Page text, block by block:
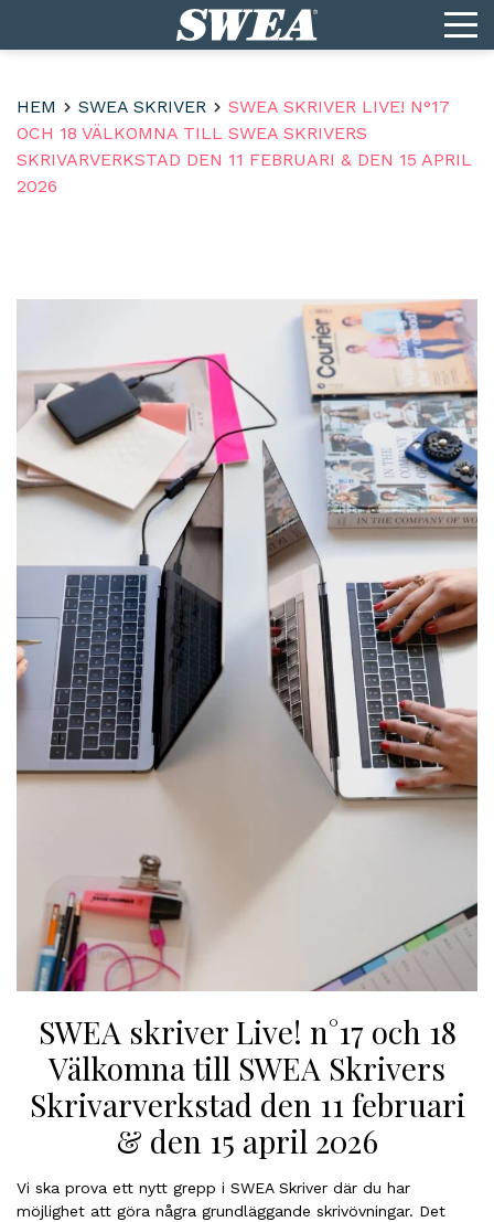
HEM SWEA SKRIVER
SWEA SKRIVER LIVE! N°17
OCH 18 VÄLKOMNA TILL SWEA SKRIVERS
SKRIVARVERKSTAD DEN 11 FEBRUARI & DEN 15 APRIL
2026
SWEA skriver Live! n°17 och 18
Välkomna till SWEA Skrivers
Skrivarverkstad den 11 februari
& den 15 april 2026
Vi ska prova ett nytt grepp i SWEA Skriver där du har
möjlighet att göra några grundläggande skrivövningar. Det